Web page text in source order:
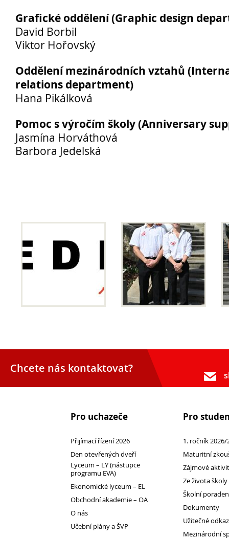
JA Studentská firma
Virtuální prohlídka
Historie a současnost
Historie
Předměty
Fakultní cvičná škola
Street Law
Partneři školy
Výroční zprávy
Grafické oddělení (Graphic design
David Borbil
Viktor Hořovský
Oddělení mezinárodních vztahů
relations department)
Hana Pikálková
Pomoc s výročím školy (Anniversary
Jasmína Horváthová
Barbora Jedelská
Chcete nás kontaktovat?
Pro uchazeče
Přijímací řízení 2026
Den otevřených dveří
Lyceum – LY (nástupce
programu EVA)
Ekonomické lyceum – EL
Obchodní akademie – OA
O nás
Učební plány a ŠVP
Pro
1. ročník 2026/
Maturitní
Zájmové
Ze života školy
Školní
Dokumenty
Užitečné
Mezinárodní